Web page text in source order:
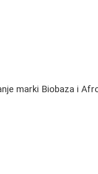
marki Biobaza i